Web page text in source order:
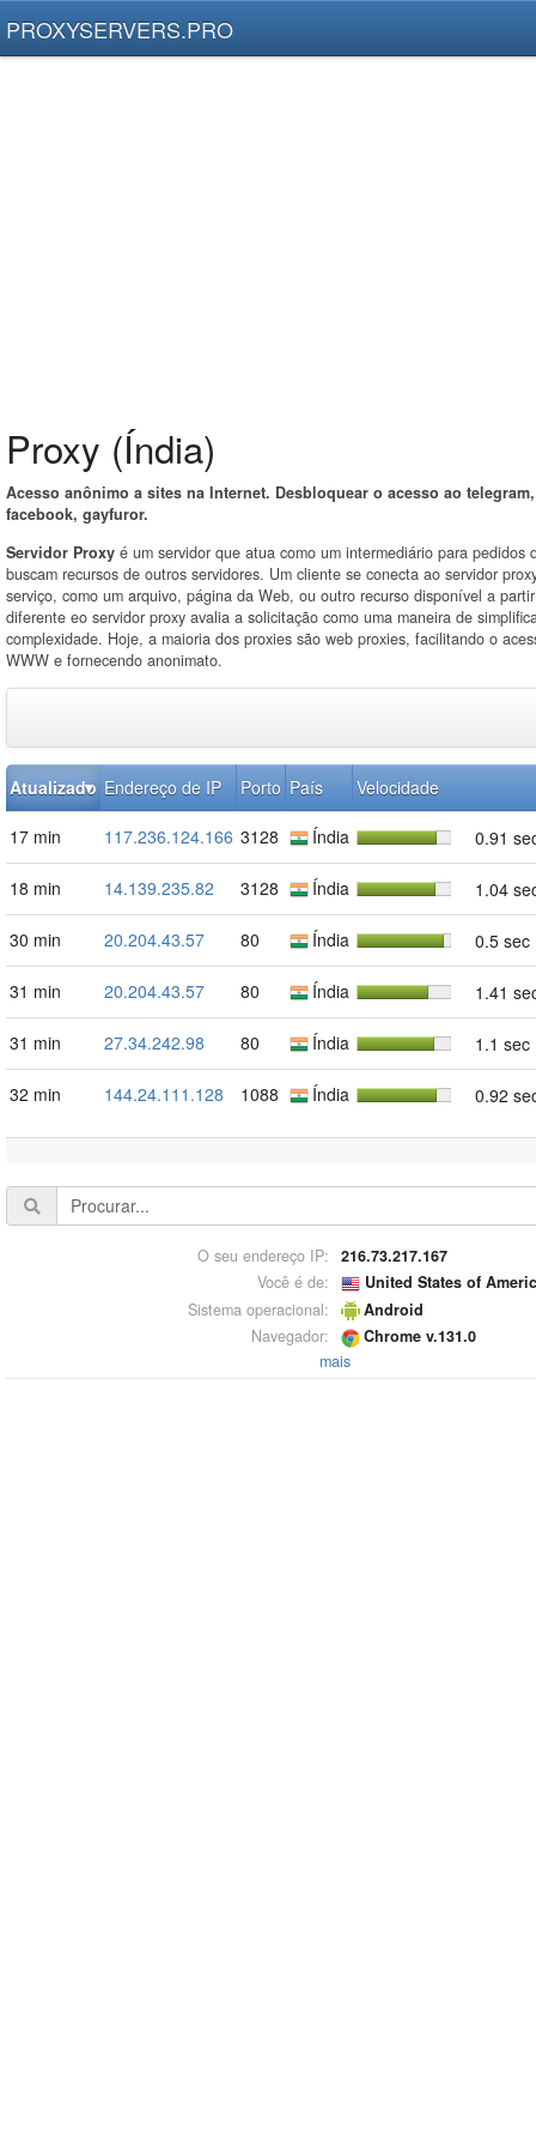
PROXYSERVERS.PRO
Proxy (Índia)
Acesso anônimo a sites na Internet. Desbloquear o acesso ao
facebook, gayfuror.
Servidor Proxy é um servidor que atua como um intermediário para pedidos
buscam recursos de outros servidores. Um cliente se conecta ao servidor
serviço, como um arquivo, página da Web, ou outro recurso disponível a
diferente eo servidor proxy avalia a solicitação como uma maneira de
complexidade. Hoje, a maioria dos proxies são web proxies, facilitando o
WWW e fornecendo anonimato.
Atualizado Endereço de IP Porto País Velocidade
17 min 117.236.124.166 3128 Índia 0.91
18 min 14.139.235.82 3128 Índia 1.04
30 min 20.204.43.57 80 Índia 0.5 sec
31 min 20.204.43.57 80 Índia 1.41
31 min 27.34.242.98 80 Índia 1.1 sec
32 min 144.24.111.128 1088 Índia 0.92
O seu endereço IP:
216.73.217.167
Você é de:
United States of
Sistema operacional:
Android
Navegador:
Chrome v.131.0
mais